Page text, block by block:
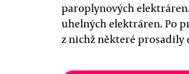
paroplynových
uhelných elektráren. Po
z nichž některé prosadily